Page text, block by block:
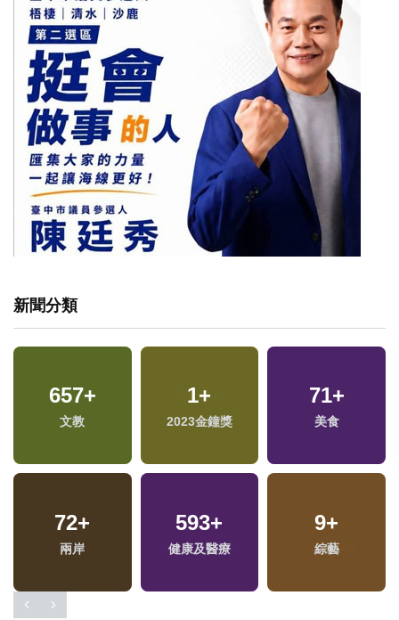
新聞分類
65+
影視
400
旅遊
1071+
政治
16+
評論
32+
2024立委選戰
486
財經及消費